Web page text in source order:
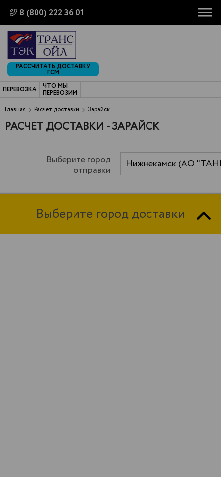
8 (800) 222 36 01
РАССЧИТАТЬ ДОСТАВКУ
ГСМ
ПЕРЕВОЗКА
ЧТО МЫ
ПЕРЕВОЗИМ
Главная
Расчет доставки Зарайск
РАСЧЕТ ДОСТАВКИ - ЗАРАЙСК
Выберите город
отправки
Нижнекамск (АО
Выберите город доставки